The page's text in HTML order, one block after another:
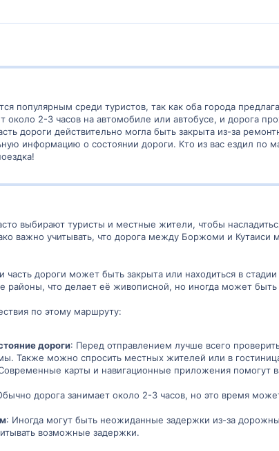
популярным среди туристов, так как оба города
около 2-3 часов на автомобиле или автобусе, и дорога
дороги действительно могла быть закрыта из-за
информацию о состоянии дороги. Кто из вас ездил
выбирают туристы и местные жители, чтобы
важно учитывать, что дорога между Боржоми и Кутаиси
дороги может быть закрыта или находиться в
районы, что делает её живописной, но иногда может
по этому маршруту:
дороги: Перед отправлением лучше всего
Также можно спросить местных жителей или в
карты и навигационные приложения помогут
дорога занимает около 2-3 часов, но это время
: Иногда могут быть неожиданные задержки из-за
возможные задержки.